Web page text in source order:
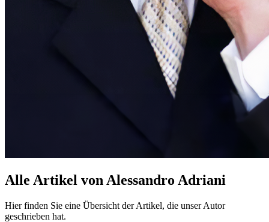
Alle Artikel von Alessandro Adriani
Hier finden Sie eine Übersicht der Artikel, die unser Autor
geschrieben hat.